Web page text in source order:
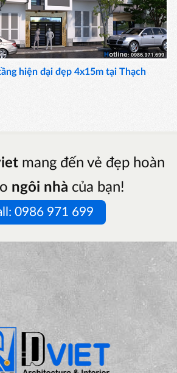
hiện đại đẹp 4x15m tại Thạch
mang đến vẻ đẹp hoàn
ngôi nhà của bạn!
0986 971 699